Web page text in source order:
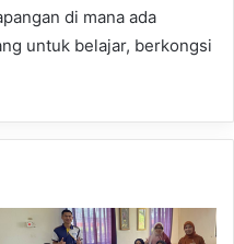
di mana ada
untuk belajar, berkongsi